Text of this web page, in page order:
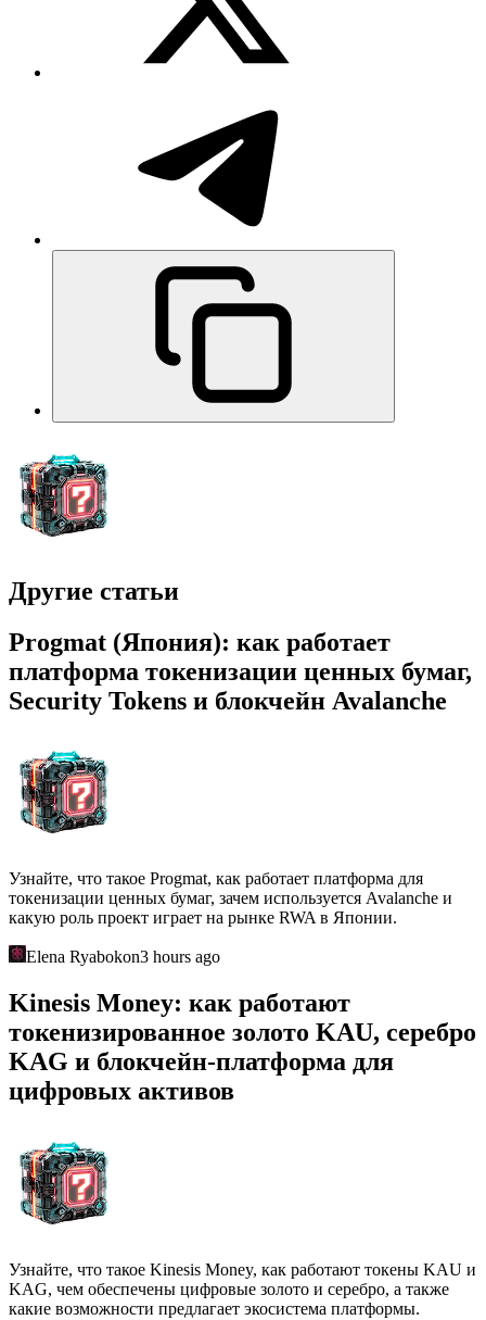
Другие статьи
Progmat (Япония): как работает
платформа токенизации ценных бумаг,
Security Tokens и блокчейн Avalanche
Узнайте, что такое Progmat, как работает платформа для
токенизации ценных бумаг, зачем используется Avalanche и
какую роль проект играет на рынке RWA в Японии.
Elena Ryabokon3 hours ago
Kinesis Money: как работают
токенизированное золото KAU, серебро
KAG и блокчейн-платформа для
цифровых активов
Узнайте, что такое Kinesis Money, как работают токены KAU и
KAG, чем обеспечены цифровые золото и серебро, а также
какие возможности предлагает экосистема платформы.